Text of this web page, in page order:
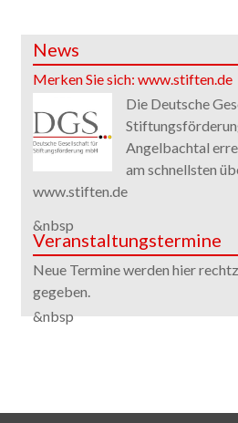
News
Merken Sie sich: www.stiften.de
Die Deutsche
Angelbachtal
am schnellsten
www.stiften.de
&nbsp
Veranstaltungstermine
Neue Termine werden hier
gegeben.
&nbsp